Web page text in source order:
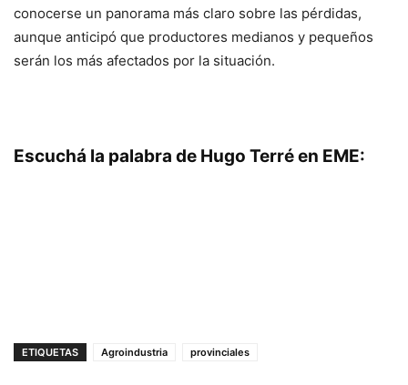
conocerse un panorama más claro sobre las pérdidas,
aunque anticipó que productores medianos y pequeños
serán los más afectados por la situación.
Escuchá la palabra de Hugo Terré en EME:
ETIQUETAS Agroindustria provinciales